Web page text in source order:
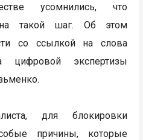
усомнились, что
на такой шаг. Об этом
со ссылкой на слова
цифровой экспертизы
для блокировки
причины, которые